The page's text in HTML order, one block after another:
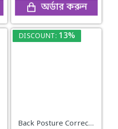
অর্ডার করুন
DISCOUNT: 13%
Back Posture Corrector Belt